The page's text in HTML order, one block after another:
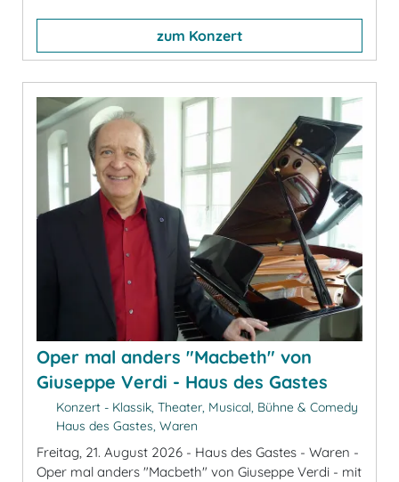
zum Konzert
Oper mal anders "Macbeth" von
Giuseppe Verdi - Haus des Gastes
Konzert - Klassik, Theater, Musical, Bühne & Comedy
Haus des Gastes, Waren
Freitag, 21. August 2026 - Haus des Gastes - Waren -
Oper mal anders "Macbeth" von Giuseppe Verdi - mit